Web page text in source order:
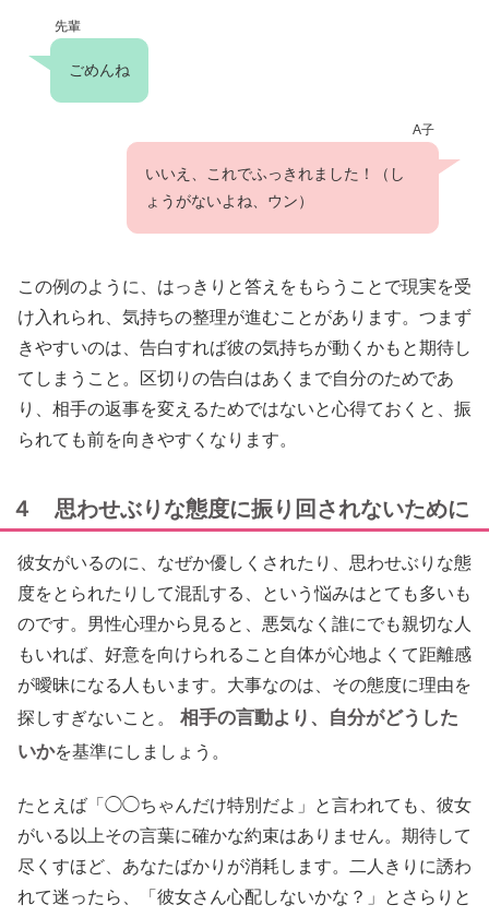
先輩
ごめんね
A子
いいえ、これでふっきれました！（し
ょうがないよね、ウン）
この例のように、はっきりと答えをもらうことで現実を受
け入れられ、気持ちの整理が進むことがあります。つまず
きやすいのは、告白すれば彼の気持ちが動くかもと期待し
てしまうこと。区切りの告白はあくまで自分のためであ
り、相手の返事を変えるためではないと心得ておくと、振
られても前を向きやすくなります。
４ 思わせぶりな態度に振り回されないために
彼女がいるのに、なぜか優しくされたり、思わせぶりな態
度をとられたりして混乱する、という悩みはとても多いも
のです。男性心理から見ると、悪気なく誰にでも親切な人
もいれば、好意を向けられること自体が心地よくて距離感
が曖昧になる人もいます。大事なのは、その態度に理由を
探しすぎないこと。
相手の言動より、自分がどうした
いかを基準にしましょう。
たとえば「◯◯ちゃんだけ特別だよ」と言われても、彼女
がいる以上その言葉に確かな約束はありません。期待して
尽くすほど、あなたばかりが消耗します。二人きりに誘わ
れて迷ったら、「彼女さん心配しないかな？」とさらりと